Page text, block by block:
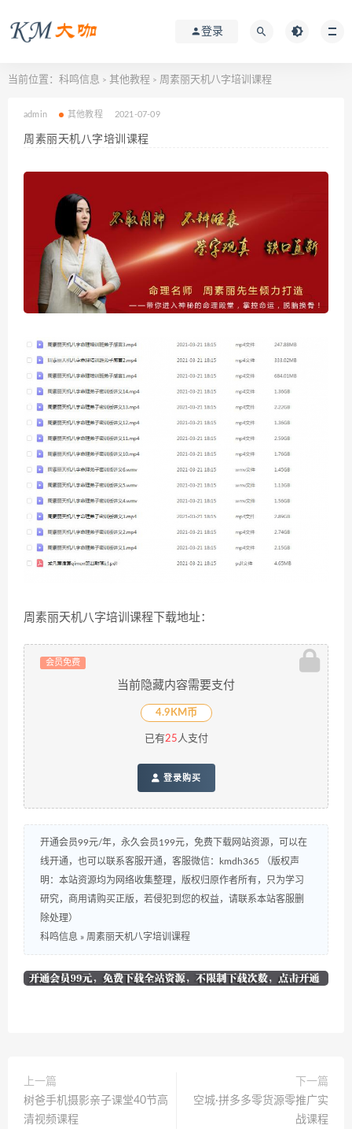
登录
当前位置： 科鸣信息 > 其他教程 > 周素丽天机八字培训课程
admin 其他教程 2021-07-09
周素丽天机八字培训课程
周素丽天机八字培训课程下载地址：
会员免费
当前隐藏内容需要支付
4.9KM币
已有25人支付
登录购买
开通会员99元/年，永久会员199元，免费下载网站资源，可以在
线开通，也可以联系客服开通，客服微信：kmdh365 （版权声
明：本站资源均为网络收集整理，版权归原作者所有，只为学习
研究，商用请购买正版，若侵犯到您的权益，请联系本站客服删
除处理）
科鸣信息 » 周素丽天机八字培训课程
上一篇
树爸手机摄影亲子课堂40节高
清视频课程
下一篇
空城·拼多多零货源零推广实
战课程